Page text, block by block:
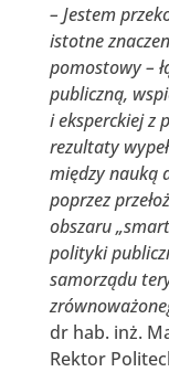
– Jestem
istotne
pomostowy –
publiczną,
i eksperckiej z
rezultaty
między nauką
poprzez
obszaru
polityki
samorządu
dr hab. inż.
Rektor